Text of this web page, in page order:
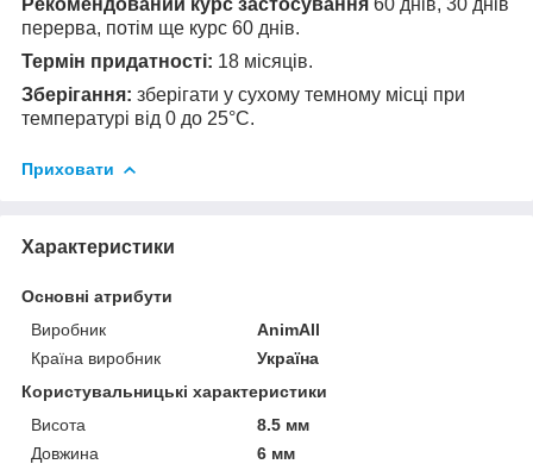
перерва, потім ще курс 60 днів.
Термін придатності: 18 місяців.
Зберігання: зберігати у сухому темному місці при
температурі від 0 до 25°С.
Приховати
Характеристики
Основні атрибути
Виробник
AnimAll
Країна виробник
Україна
Користувальницькі характеристики
Висота
8.5 мм
Довжина
6 мм